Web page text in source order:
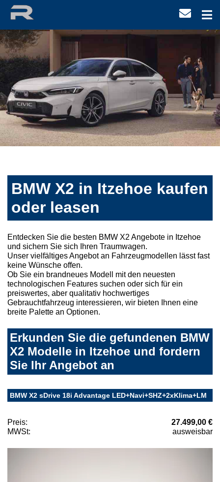
BMW X2 in Itzehoe kaufen
oder leasen
Entdecken Sie die besten BMW X2 Angebote in Itzehoe
und sichern Sie sich Ihren Traumwagen.
Unser vielfältiges Angebot an Fahrzeugmodellen lässt fast
keine Wünsche offen.
Ob Sie ein brandneues Modell mit den neuesten
technologischen Features suchen oder sich für ein
preiswertes, aber qualitativ hochwertiges
Gebrauchtfahrzeug interessieren, wir bieten Ihnen eine
breite Palette an Optionen.
Erkunden Sie die gefundenen BMW
X2 Modelle in Itzehoe und fordern
Sie Ihr Angebot an
BMW X2 sDrive 18i Advantage LED+Navi+SHZ+2xKlima+LM
Preis:
27.499,00 €
MWSt:
ausweisbar